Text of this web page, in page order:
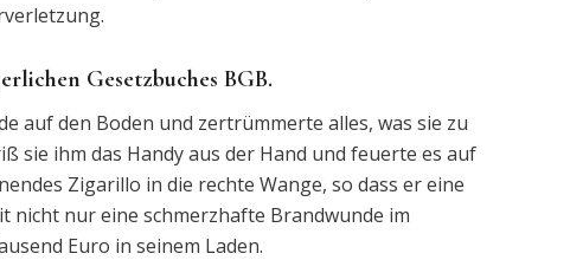
Gesetzbuches BGB.
auf den Boden und zertrümmerte alles, was sie zu
sie ihm das Handy aus der Hand und feuerte es auf
Zigarillo in die rechte Wange, so dass er eine
nur eine schmerzhafte Brandwunde im
Euro in seinem Laden.